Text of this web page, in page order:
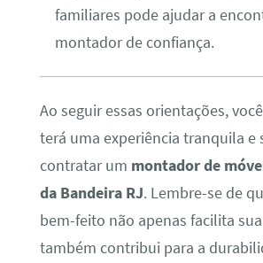
familiares pode ajudar a
montador de confiança.
Ao seguir essas orientações,
terá uma experiência tranquila e
contratar um montador de
da Bandeira RJ. Lembre-se de
bem-feito não apenas facilita
também contribui para a